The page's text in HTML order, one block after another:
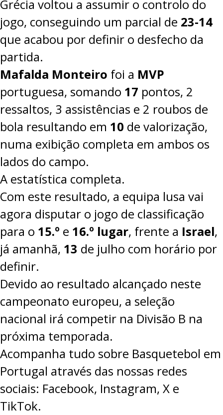
Grécia voltou a assumir o controlo do
jogo, conseguindo um parcial de 23-14
que acabou por definir o desfecho da
partida.
Mafalda Monteiro foi a MVP
portuguesa, somando 17 pontos, 2
ressaltos, 3 assistências e 2 roubos de
bola resultando em 10 de valorização,
numa exibição completa em ambos os
lados do campo.
A estatística completa.
Com este resultado, a equipa lusa vai
agora disputar o jogo de classificação
para o 15.º e 16.º lugar, frente a Israel,
já amanhã, 13 de julho com horário por
definir.
Devido ao resultado alcançado neste
campeonato europeu, a seleção
nacional irá competir na Divisão B na
próxima temporada.
Acompanha tudo sobre Basquetebol em
Portugal através das nossas redes
sociais: Facebook, Instagram, X e
TikTok.